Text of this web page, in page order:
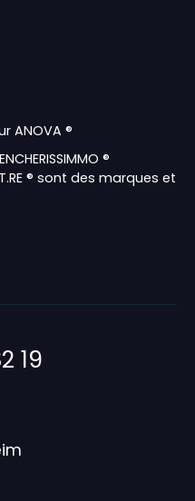
ANOVA ®
®
® sont des marques et
19